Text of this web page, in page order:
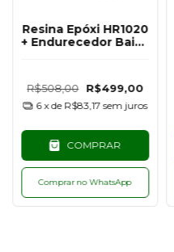
Resina Epóxi HR1020
+ Endurecedor Baixa
R$508,00 R$499,00
6 x de R$83,17 sem juros
COMPRAR
Comprar no WhatsApp